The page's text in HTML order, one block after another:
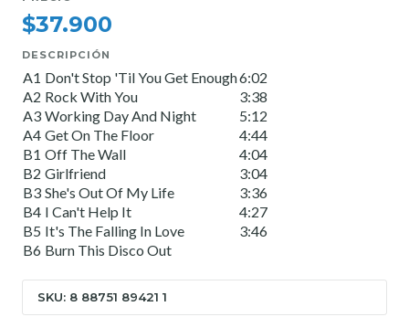
$37.900
DESCRIPCIÓN
A1 Don't Stop 'Til You Get Enough6:02
A2 Rock With You
3:38
A3 Working Day And Night
5:12
A4 Get On The Floor
4:44
B1 Off The Wall
4:04
B2 Girlfriend
3:04
B3 She's Out Of My Life
3:36
B4 I Can't Help It
4:27
B5 It's The Falling In Love
3:46
B6 Burn This Disco Out
SKU: 8 88751 89421 1